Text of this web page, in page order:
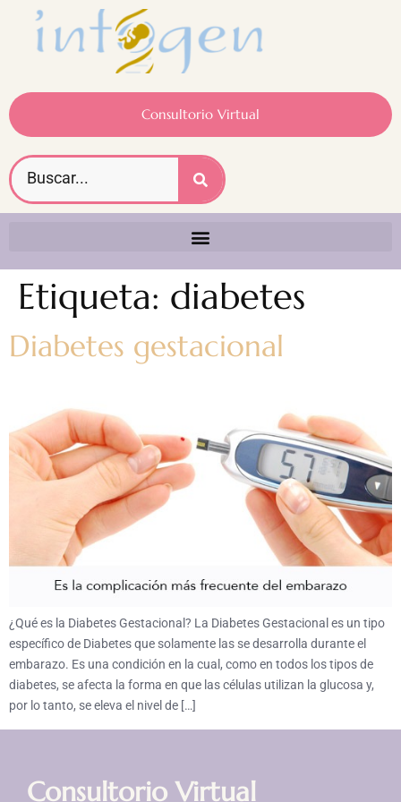
Consultorio Virtual
Etiqueta: diabetes
Diabetes gestacional
¿Qué es la Diabetes Gestacional? La Diabetes Gestacional es un tipo
específico de Diabetes que solamente las se desarrolla durante el
embarazo. Es una condición en la cual, como en todos los tipos de
diabetes, se afecta la forma en que las células utilizan la glucosa y,
por lo tanto, se eleva el nivel de […]
Consultorio Virtual